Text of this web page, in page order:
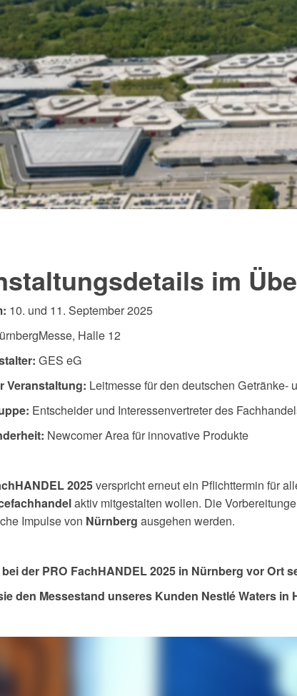
im
10. und 11. September 2025
Halle 12
GES eG
Veranstaltung: Leitmesse für den deutschen Getränke-
Entscheider und Interessenvertreter des
Newcomer Area für innovative Produkte
2025verspricht erneut ein Pflichttermin für
aktiv mitgestalten wollen. Die
Impulse von Nürnberg ausgehen werden.
der PRO FachHANDEL 2025 in Nürnberg vor Ort
den Messestand unseres Kunden Nestlé Waters in